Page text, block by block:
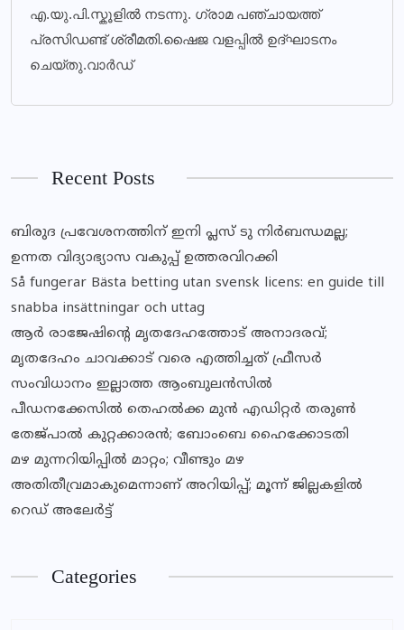
എ.യു.പി.സ്കൂളിൽ നടന്നു. ഗ്രാമ പഞ്ചായത്ത്
പ്രസിഡണ്ട് ശ്രീമതി.ഷൈജ വളപ്പിൽ ഉദ്ഘാടനം
ചെയ്തു.വാർഡ്
Recent Posts
ബിരുദ പ്രവേശനത്തിന് ഇനി പ്ലസ് ടു നിര്‍ബന്ധമല്ല;
ഉന്നത വിദ്യാഭ്യാസ വകുപ്പ് ഉത്തരവിറക്കി
Så fungerar Bästa betting utan svensk licens: en guide till
snabba insättningar och uttag
ആര്‍ രാജേഷിന്റെ മൃതദേഹത്തോട് അനാദരവ്;
മൃതദേഹം ചാവക്കാട് വരെ എത്തിച്ചത് ഫ്രീസര്‍
സംവിധാനം ഇല്ലാത്ത ആംബുലന്‍സില്‍
പീഡനക്കേസില്‍ തെഹല്‍ക്ക മുന്‍ എഡിറ്റര്‍ തരുണ്‍
തേജ്പാല്‍ കുറ്റക്കാരന്‍; ബോംബെ ഹൈക്കോടതി
മഴ മുന്നറിയിപ്പില്‍ മാറ്റം; വീണ്ടും മഴ
അതിതീവ്രമാകുമെന്നാണ് അറിയിപ്പ്; മൂന്ന് ജില്ലകളില്‍
റെഡ് അലേര്‍ട്ട്
Categories